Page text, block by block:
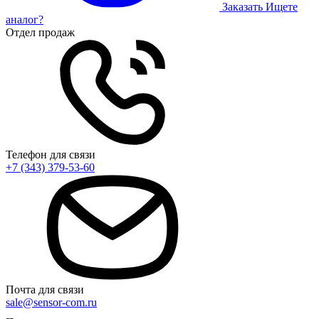
Заказать Ищете
аналог?
Отдел продаж
Телефон для связи
+7 (343) 379-53-60
Почта для связи
sale@sensor-com.ru